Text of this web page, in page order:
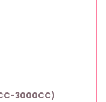
3000CC)